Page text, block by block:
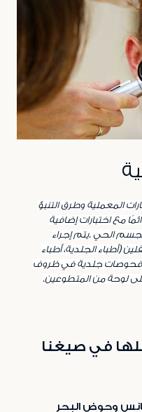
المعملية وطرق التنبؤ
مع اختبارات إضافية
الحي .يتم إجراء
(أطباء الجلدية، أطباء
فحوصات جلدية في ظروف
لوحة من المتطوعين.
في صيغنا
وحوض البحر